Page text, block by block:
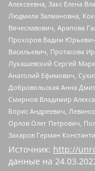
Алексеевна, Закс Елена
Людмила Залмановна,
Вячеславович, Арапова
Прохоров Вадим
Васильевич, Протасова
Лукашевский Сергей
Анатолий Ефимович,
Добровольская Анна
Смирнов Владимир
Борис Андреевич,
Орлов Олег Петрович,
Захаров Герман
Источник: http://
данные на